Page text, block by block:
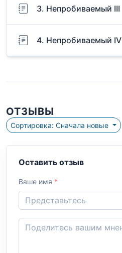
3. Непробиваемый III
4. Непробиваемый IV
ОТЗЫВЫ
Сортировка: Сначала новые
Оставить отзыв
Ваше имя *